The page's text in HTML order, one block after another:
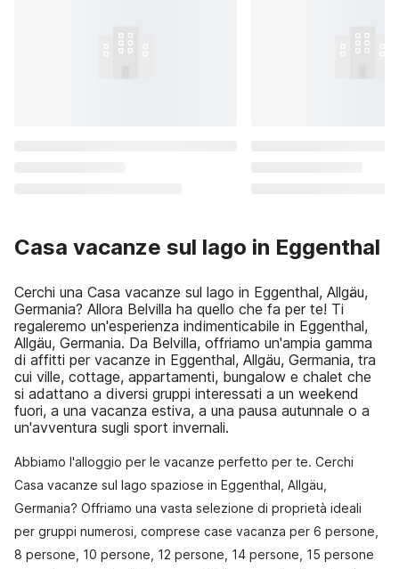
Casa vacanze sul lago in Eggenthal
Cerchi una Casa vacanze sul lago in Eggenthal, Allgäu,
Germania? Allora Belvilla ha quello che fa per te! Ti
regaleremo un'esperienza indimenticabile in Eggenthal,
Allgäu, Germania. Da Belvilla, offriamo un'ampia gamma
di affitti per vacanze in Eggenthal, Allgäu, Germania, tra
cui ville, cottage, appartamenti, bungalow e chalet che
si adattano a diversi gruppi interessati a un weekend
fuori, a una vacanza estiva, a una pausa autunnale o a
un'avventura sugli sport invernali.
Abbiamo l'alloggio per le vacanze perfetto per te. Cerchi
Casa vacanze sul lago spaziose in Eggenthal, Allgäu,
Germania? Offriamo una vasta selezione di proprietà ideali
per gruppi numerosi, comprese case vacanza per 6 persone,
8 persone, 10 persone, 12 persone, 14 persone, 15 persone